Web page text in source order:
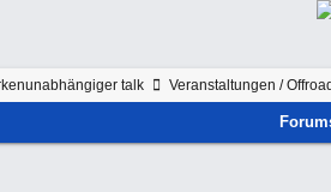
talk Veranstaltungen /